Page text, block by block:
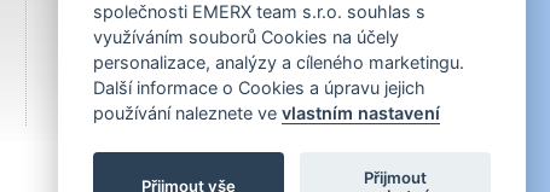
společnosti EMERX team s.r.o. souhlas s
využíváním souborů Cookies na účely
personalizace, analýzy a cíleného marketingu.
Další informace o Cookies a úpravu jejich
používání naleznete ve vlastním nastavení
Přijmout vše
Přijmout